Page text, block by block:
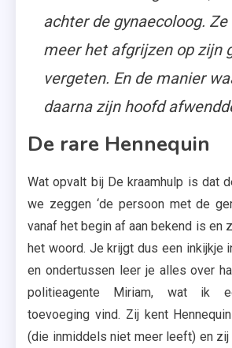
achter de gynaecoloog.
meer het afgrijzen op zijn
vergeten. En de manier
daarna zijn hoofd
De rare Hennequin
Wat opvalt bij De kraamhulp is dat
we zeggen ‘de persoon met de
vanaf het begin af aan bekend is en
het woord. Je krijgt dus een inkijkje
en ondertussen leer je alles over
politieagente Miriam, wat ik
toevoeging vind. Zij kent
(die inmiddels niet meer leeft) en